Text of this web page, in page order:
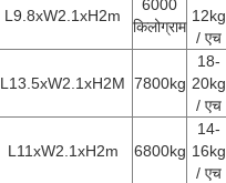
L9.8xW2.1xH2m
6000
किलोग्राम
12kg
/ एच
L13.5xW2.1xH2M 7800kg
18-
20kg
/ एच
L11xW2.1xH2m 6800kg
14-
16kg
/ एच